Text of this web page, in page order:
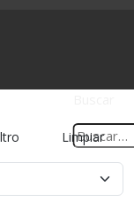
Limpiar